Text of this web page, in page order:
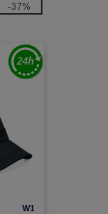
-37%
W1